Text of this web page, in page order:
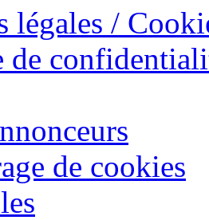
légales /
de
de cookies